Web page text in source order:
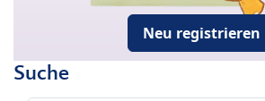
Neu registrieren
Suche